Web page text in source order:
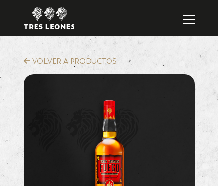
VOLVER A PRODUCTOS